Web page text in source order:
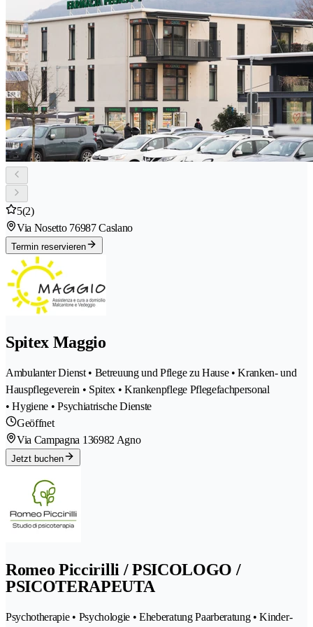
5(2)
Via Nosetto 76987 Caslano
Termin reservieren
Spitex Maggio
Ambulanter Dienst • Betreuung und Pflege zu Hause • Kranken- und
Hauspflegeverein • Spitex • Krankenpflege Pflegefachpersonal
• Hygiene • Psychiatrische Dienste
Geöffnet
Via Campagna 136982 Agno
Jetzt buchen
Romeo Piccirilli / PSICOLOGO /
PSICOTERAPEUTA
Psychotherapie • Psychologie • Eheberatung Paarberatung • Kinder-